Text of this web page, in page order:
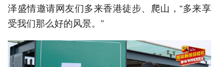
泽盛情邀请网友们多来香港徒步、爬山，“多来享
受我们那么好的风景。”